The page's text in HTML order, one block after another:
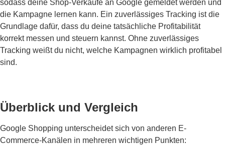
sodass deine Shop-Verkäufe an Google gemeldet werden und
die Kampagne lernen kann. Ein zuverlässiges Tracking ist die
Grundlage dafür, dass du deine tatsächliche Profitabilität
korrekt messen und steuern kannst. Ohne zuverlässiges
Tracking weißt du nicht, welche Kampagnen wirklich profitabel
sind.
Überblick und Vergleich
Google Shopping unterscheidet sich von anderen E-
Commerce-Kanälen in mehreren wichtigen Punkten: